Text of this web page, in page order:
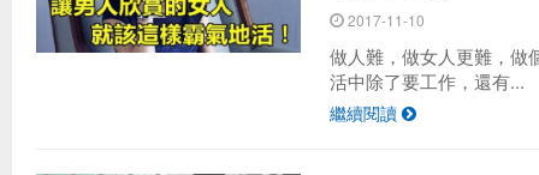
2017-11-10
做人難，做女人更難，做
活中除了要工作，還有...
繼續閱讀